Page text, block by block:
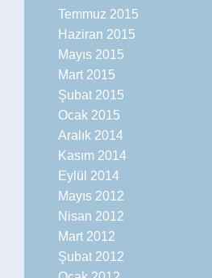
Temmuz 2015
Haziran 2015
Mayıs 2015
Mart 2015
Şubat 2015
Ocak 2015
Aralık 2014
Kasım 2014
Eylül 2014
Mayıs 2012
Nisan 2012
Mart 2012
Şubat 2012